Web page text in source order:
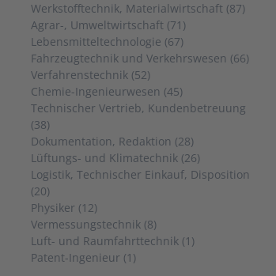
Werkstofftechnik, Materialwirtschaft (87)
Agrar-, Umweltwirtschaft (71)
Lebensmitteltechnologie (67)
Fahrzeugtechnik und Verkehrswesen (66)
Verfahrenstechnik (52)
Chemie-Ingenieurwesen (45)
Technischer Vertrieb, Kundenbetreuung
(38)
Dokumentation, Redaktion (28)
Lüftungs- und Klimatechnik (26)
Logistik, Technischer Einkauf, Disposition
(20)
Physiker (12)
Vermessungstechnik (8)
Luft- und Raumfahrttechnik (1)
Patent-Ingenieur (1)